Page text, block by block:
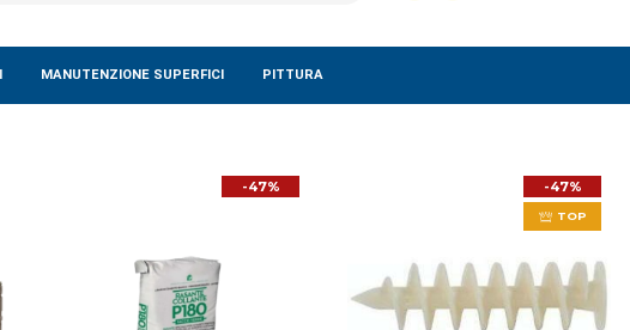
MANUTENZIONE SUPERFICI PITTURA
-47% -47%
TOP